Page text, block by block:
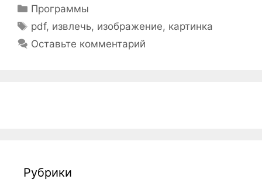
Рубрики
Программы
Метки
pdf, извлечь, изображение, картинка
Оставьте комментарий
Рубрики